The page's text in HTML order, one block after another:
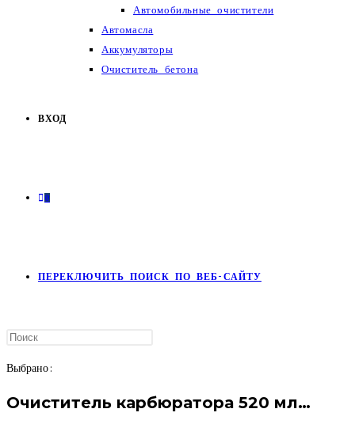
Автомобильные очистители
Автомасла
Аккумуляторы
Очиститель бетона
ВХОД
0
ПЕРЕКЛЮЧИТЬ ПОИСК ПО ВЕБ-САЙТУ
Выбрано:
Очиститель карбюратора 520 мл…